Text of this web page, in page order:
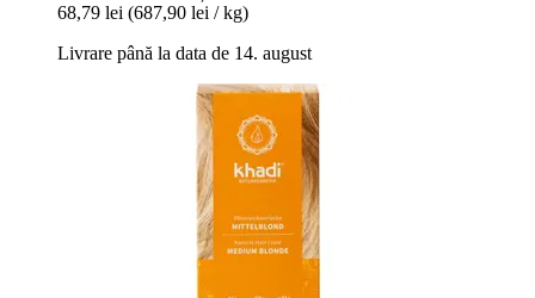
68,79 lei (687,90 lei / kg)
Livrare până la data de 14. august